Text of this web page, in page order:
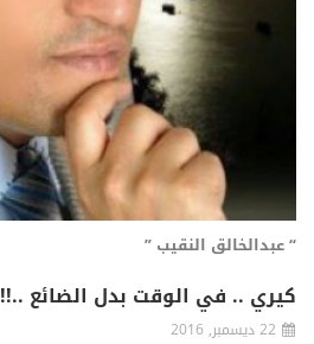
“ عبدالخالق النقيب ”
كيري .. في الوقت بدل الضائع ..!!
22 ديسمبر, 2016